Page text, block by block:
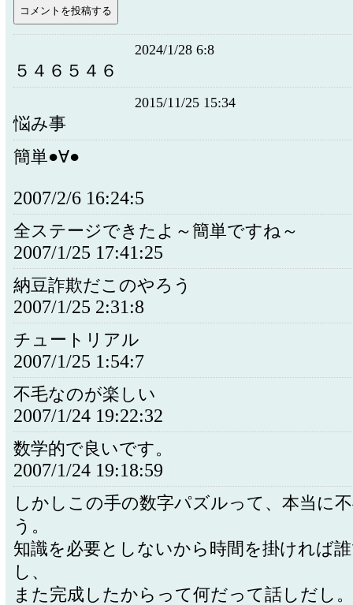
2024/1/28 6:8
５４６５４６
2015/11/25 15:34
悩み事
簡単●∀●
2007/2/6 16:24:5
全ステージできたよ～簡単ですね～
2007/1/25 17:41:25
納豆詐欺だこのやろう
2007/1/25 2:31:8
チュートリアル
2007/1/25 1:54:7
不毛なのが楽しい
2007/1/24 19:22:32
数学的で良いです。
2007/1/24 19:18:59
しかしこの手の数字パズルって、本当に
う。
知識を必要としないから時間を掛ければ
し、
また完成したからって何だって話しだし。